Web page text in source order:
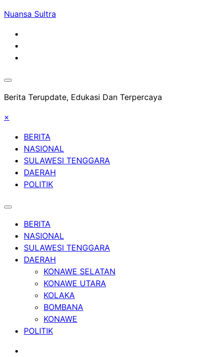
Skip
content
Nuansa Sultra
Berita Terupdate, Edukasi Dan Terpercaya
×
BERITA
NASIONAL
SULAWESI TENGGARA
DAERAH
POLITIK
BERITA
NASIONAL
SULAWESI TENGGARA
DAERAH
KONAWE SELATAN
KONAWE UTARA
KOLAKA
BOMBANA
KONAWE
POLITIK